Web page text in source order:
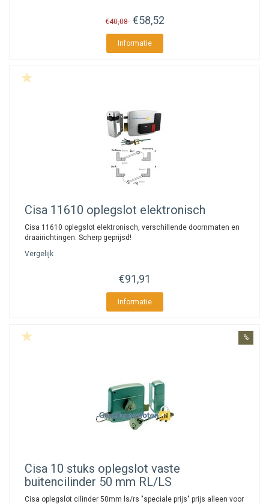
€40,08 €58,52
Informatie
Cisa 11610 oplegslot elektronisch
Cisa 11610 oplegslot elektronisch, verschillende doornmaten en
draairichtingen. Scherp geprijsd!
Vergelijk
€91,91
Informatie
%
Cisa 10 stuks oplegslot vaste
buitencilinder 50 mm RL/LS
Cisa oplegslot cilinder 50mm ls/rs "speciale prijs" prijs alleen voor